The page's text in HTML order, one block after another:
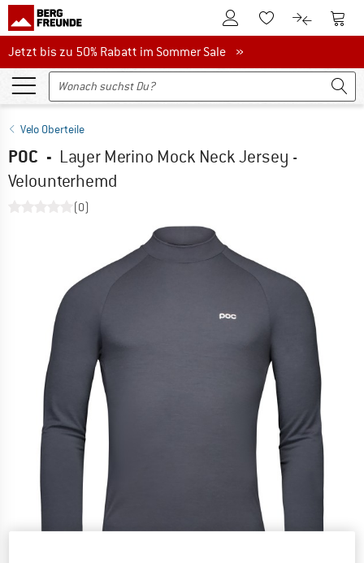
Zum KundenkontoZum Merkzettel.
Zum Zum
Jetzt bis zu 50% Rabatt im Sommer Sale
Jetzt bis zu 50% Rabatt im Sommer Sale »
Velo Oberteile
POC - Layer Merino Mock Neck Jersey -
Velounterhemd
(0)